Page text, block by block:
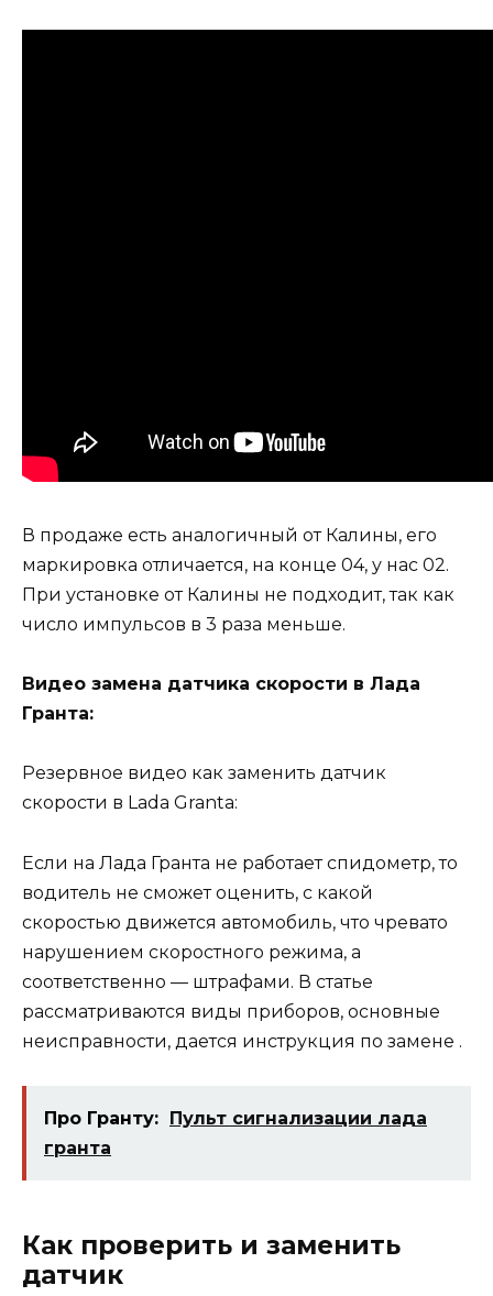
В продаже есть аналогичный от Калины, его
маркировка отличается, на конце 04, у нас 02.
При установке от Калины не подходит, так как
число импульсов в 3 раза меньше.
Видео замена датчика скорости в Лада
Гранта:
Резервное видео как заменить датчик
скорости в Lada Granta:
Если на Лада Гранта не работает спидометр, то
водитель не сможет оценить, с какой
скоростью движется автомобиль, что чревато
нарушением скоростного режима, а
соответственно — штрафами. В статье
рассматриваются виды приборов, основные
неисправности, дается инструкция по замене .
Про Гранту: Пульт сигнализации лада
гранта
Как проверить и заменить
датчик